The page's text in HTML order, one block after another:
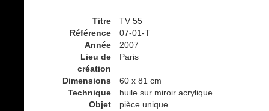
Titre
TV 55
Référence
07-01-T
Année
2007
Lieu de
création
Paris
Dimensions
60 x 81 cm
Technique
huile sur miroir acrylique
Objet
pièce unique